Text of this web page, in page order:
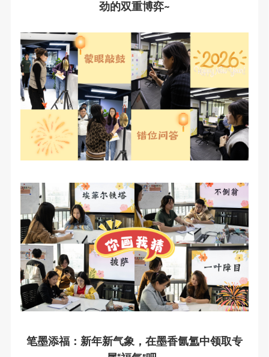
劲的双重博弈~
笔墨添福：新年新气象，在墨香氤氲中领取专